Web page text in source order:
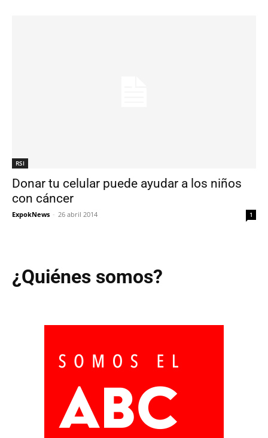
RSI
Donar tu celular puede ayudar a los niños
con cáncer
ExpokNews - 26 abril 2014 1
¿Quiénes somos?